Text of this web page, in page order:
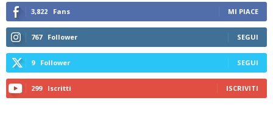
3,822 Fans MI PIACE
767 Follower SEGUI
9 Follower SEGUI
299 Iscritti ISCRIVITI